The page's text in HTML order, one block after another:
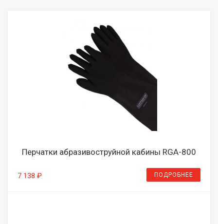
Перчатки абразивоструйной кабины RGA-800
7 138 ₽ ПОДРОБНЕЕ